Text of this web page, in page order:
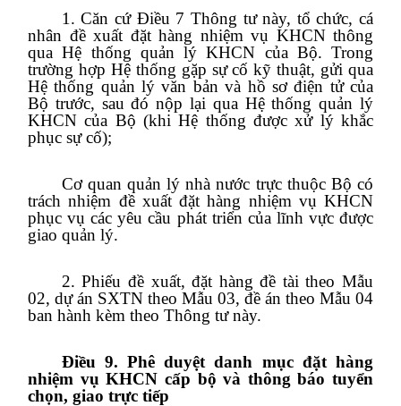
1. Căn cứ Điều 7 Thông tư này, tổ chức, cá
nhân đề xuất đặt hàng nhiệm vụ KHCN thông
qua Hệ thống quản lý KHCN của Bộ. Trong
trường hợp Hệ thống gặp sự cố kỹ thuật, gửi qua
Hệ thống quản lý văn bản và hồ sơ điện tử của
Bộ trước, sau đó nộp lại qua Hệ thống quản lý
KHCN của Bộ (khi Hệ thống được xử lý khắc
phục sự cố);
Cơ quan quản lý nhà nước trực thuộc Bộ có
trách nhiệm đề xuất đặt hàng nhiệm vụ KHCN
phục vụ các yêu cầu phát triển của lĩnh vực được
giao quản lý.
2. Phiếu đề xuất, đặt hàng đề tài theo Mẫu
02, dự án SXTN theo Mẫu 03, đề án theo Mẫu 04
ban hành kèm theo Thông tư này.
Điều 9. Phê duyệt danh mục đặt hàng
nhiệm vụ KHCN cấp bộ và thông báo tuyển
chọn, giao trực tiếp